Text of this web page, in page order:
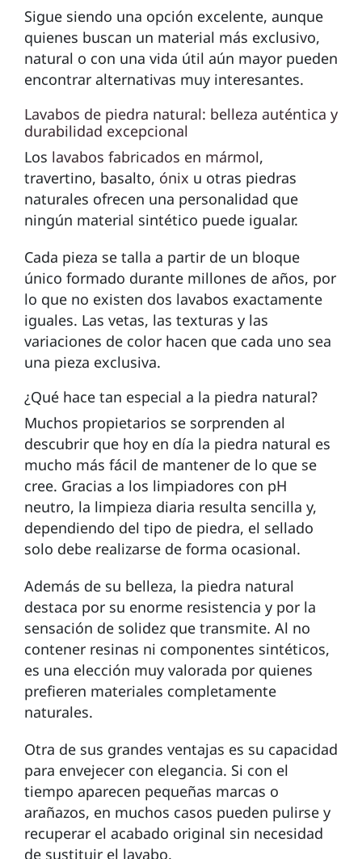
Sigue siendo una opción excelente, aunque
quienes buscan un material más exclusivo,
natural o con una vida útil aún mayor pueden
encontrar alternativas muy interesantes.
Lavabos de piedra natural: belleza auténtica y
durabilidad excepcional
Los lavabos fabricados en mármol,
travertino, basalto, ónix u otras piedras
naturales ofrecen una personalidad que
ningún material sintético puede igualar.
Cada pieza se talla a partir de un bloque
único formado durante millones de años, por
lo que no existen dos lavabos exactamente
iguales. Las vetas, las texturas y las
variaciones de color hacen que cada uno sea
una pieza exclusiva.
¿Qué hace tan especial a la piedra natural?
Muchos propietarios se sorprenden al
descubrir que hoy en día la piedra natural es
mucho más fácil de mantener de lo que se
cree. Gracias a los limpiadores con pH
neutro, la limpieza diaria resulta sencilla y,
dependiendo del tipo de piedra, el sellado
solo debe realizarse de forma ocasional.
Además de su belleza, la piedra natural
destaca por su enorme resistencia y por la
sensación de solidez que transmite. Al no
contener resinas ni componentes sintéticos,
es una elección muy valorada por quienes
prefieren materiales completamente
naturales.
Otra de sus grandes ventajas es su capacidad
para envejecer con elegancia. Si con el
tiempo aparecen pequeñas marcas o
arañazos, en muchos casos pueden pulirse y
recuperar el acabado original sin necesidad
de sustituir el lavabo.